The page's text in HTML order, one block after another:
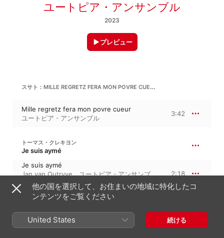
ユートピア・アンサンブル
2023
プレビュー
スサト：MILLE REGRETZ FERA MON POVRE CUEUR
Mille regretz fera mon povre cueur
ユートピア・アンサンブル
3:42
トーマス・クレキヨン
Je suis aymé
Je suis aymé
Jan van Outryve、ユートピア・アンサンブ
2:18
トーマス・クレキヨン
Mort m'a privé
Mort m’a privé
他の国を選択して、お住まいの地域に特化したコ
ンテンツをご覧ください
United States 続ける